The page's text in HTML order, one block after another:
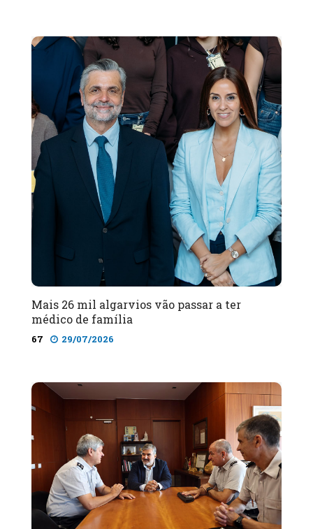
Mais 26 mil algarvios vão passar a ter
médico de família
67 29/07/2026